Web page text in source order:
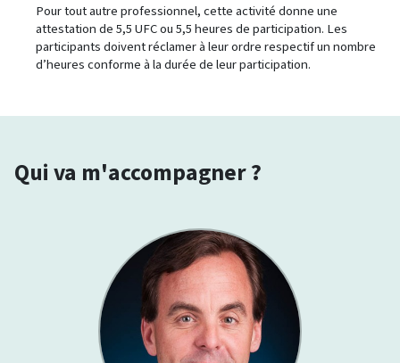
Pour tout autre professionnel, cette activité donne une
attestation de 5,5 UFC ou 5,5 heures de participation. Les
participants doivent réclamer à leur ordre respectif un nombre
d’heures conforme à la durée de leur participation.
Qui va m'accompagner ?